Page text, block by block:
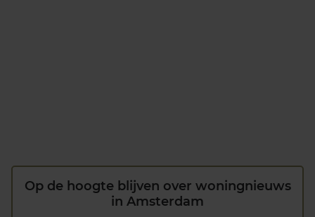
Op de hoogte blijven over woningnieuws
in Amsterdam